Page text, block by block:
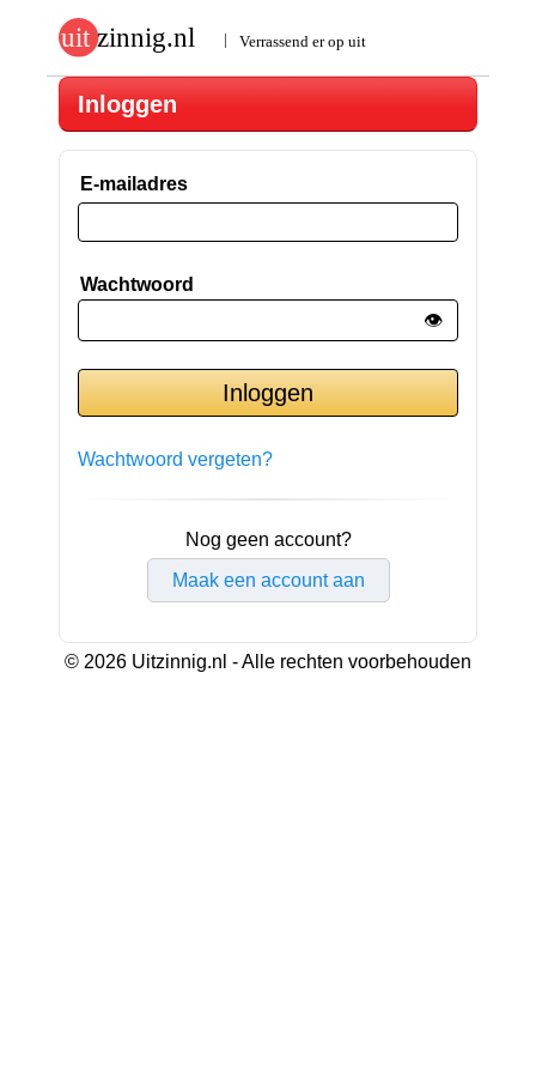
Inloggen
E-mailadres
Wachtwoord
👁️
Wachtwoord vergeten?
Nog geen account?
Maak een account aan
© 2026 Uitzinnig.nl - Alle rechten voorbehouden